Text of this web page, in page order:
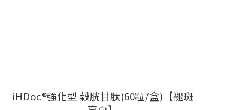
iHDoc®強化型 穀胱甘肽(60粒/盒)【褪斑